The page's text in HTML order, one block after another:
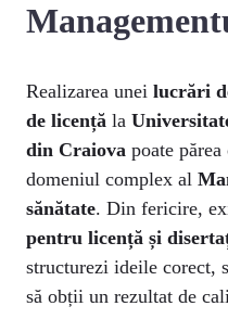
Realizarea unei lucrări
de licență la
din Craiova poate
domeniul complex al
sănătate. Din fericire,
pentru licență și
structurezi ideile corect,
să obții un rezultat de